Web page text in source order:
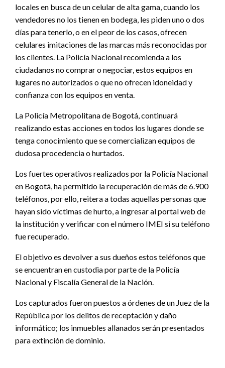
locales en busca de un celular de alta gama, cuando los
vendedores no los tienen en bodega, les piden uno o dos
días para tenerlo, o en el peor de los casos, ofrecen
celulares imitaciones de las marcas más reconocidas por
los clientes. La Policía Nacional recomienda a los
ciudadanos no comprar o negociar, estos equipos en
lugares no autorizados o que no ofrecen idoneidad y
confianza con los equipos en venta.
La Policía Metropolitana de Bogotá, continuará
realizando estas acciones en todos los lugares donde se
tenga conocimiento que se comercializan equipos de
dudosa procedencia o hurtados.
Los fuertes operativos realizados por la Policía Nacional
en Bogotá, ha permitido la recuperación de más de 6.900
teléfonos, por ello, reitera a todas aquellas personas que
hayan sido víctimas de hurto, a ingresar al portal web de
la institución y verificar con el número IMEI si su teléfono
fue recuperado.
El objetivo es devolver a sus dueños estos teléfonos que
se encuentran en custodia por parte de la Policía
Nacional y Fiscalía General de la Nación.
Los capturados fueron puestos a órdenes de un Juez de la
República por los delitos de receptación y daño
informático; los inmuebles allanados serán presentados
para extinción de dominio.